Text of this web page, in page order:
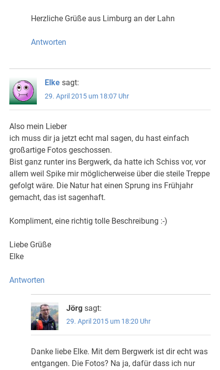
Herzliche Grüße aus Limburg an der Lahn
Antworten
Elke sagt:
29. April 2015 um 18:07 Uhr
Also mein Lieber
ich muss dir ja jetzt echt mal sagen, du hast einfach
großartige Fotos geschossen.
Bist ganz runter ins Bergwerk, da hatte ich Schiss vor, vor
allem weil Spike mir möglicherweise über die steile Treppe
gefolgt wäre. Die Natur hat einen Sprung ins Frühjahr
gemacht, das ist sagenhaft.
Kompliment, eine richtig tolle Beschreibung :-)
Liebe Grüße
Elke
Antworten
Jörg sagt:
29. April 2015 um 18:20 Uhr
Danke liebe Elke. Mit dem Bergwerk ist dir echt was
entgangen. Die Fotos? Na ja, dafür dass ich nur